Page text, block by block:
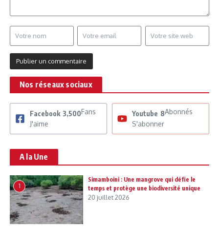
Nos réseaux sociaux
Facebook 3,500Fans
J'aime
Youtube 8Abonnés
S'abonner
A la Une
1
Simamboini : Une mangrove qui défie le
temps et protège une biodiversité unique
20 juillet 2026